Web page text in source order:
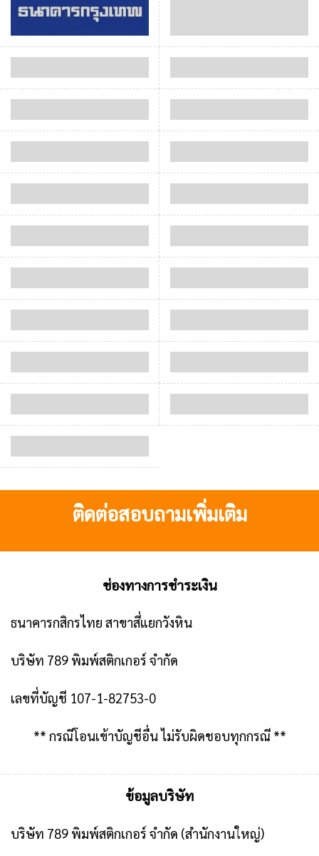
ติดต่อสอบถามเพิ่มเติม
ช่องทางการชำระเงิน
ธนาคารกสิกรไทย สาขาสี่แยกวังหิน
บริษัท 789 พิมพ์สติกเกอร์ จำกัด
เลขที่บัญชี 107-1-82753-0
** กรณีโอนเข้าบัญชีอื่น ไม่รับผิดชอบทุกกรณี **
ข้อมูลบริษัท
บริษัท 789 พิมพ์สติกเกอร์ จำกัด (สำนักงานใหญ่)